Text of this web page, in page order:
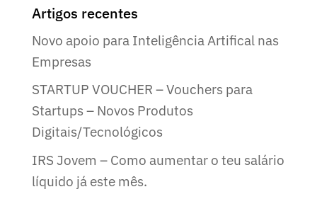
Artigos recentes
Novo apoio para Inteligência Artifical nas
Empresas
STARTUP VOUCHER – Vouchers para
Startups – Novos Produtos
Digitais/Tecnológicos
IRS Jovem – Como aumentar o teu salário
líquido já este mês.